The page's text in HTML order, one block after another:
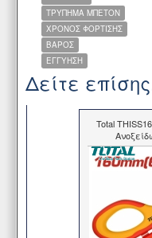
ΤΡΥΠΗΜΑ ΜΠΕΤΟΝ
ΧΡΟΝΟΣ ΦΟΡΤΙΣΗΣ
ΒΑΡΟΣ
ΕΓΓΥΗΣΗ
Δείτε
Total